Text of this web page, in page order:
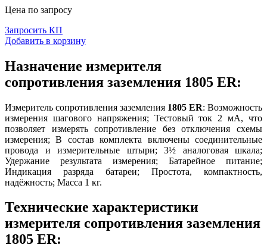
Цена по запросу
Запросить КП
Добавить в корзину
Назначение измерителя
сопротивления заземления 1805 ER:
Измеритель сопротивления заземления 1805 ER: Возможность
измерения шагового напряжения; Тестовый ток 2 мА, что
позволяет измерять сопротивление без отключения схемы
измерения; В состав комплекта включены соединительные
провода и измерительные штыри; 3½ аналоговая шкала;
Удержание результата измерения; Батарейное питание;
Индикация разряда батареи; Простота, компактность,
надёжность; Масса 1 кг.
Технические характеристики
измерителя сопротивления заземления
1805 ER: